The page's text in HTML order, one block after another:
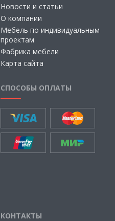
Новости и статьи
О компании
Мебель по индивидуальным
проектам
Фабрика мебели
Карта сайта
СПОСОБЫ ОПЛАТЫ
КОНТАКТЫ